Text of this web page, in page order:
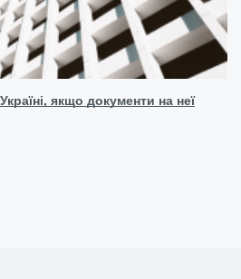
якщо документи на неї